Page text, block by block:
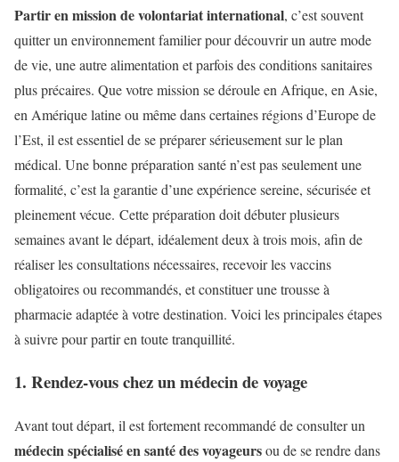
Partir en mission de volontariat international, c’est souvent
quitter un environnement familier pour découvrir un autre mode
de vie, une autre alimentation et parfois des conditions sanitaires
plus précaires. Que votre mission se déroule en Afrique, en Asie,
en Amérique latine ou même dans certaines régions d’Europe de
l’Est, il est essentiel de se préparer sérieusement sur le plan
médical. Une bonne préparation santé n’est pas seulement une
formalité, c’est la garantie d’une expérience sereine, sécurisée et
pleinement vécue. Cette préparation doit débuter plusieurs
semaines avant le départ, idéalement deux à trois mois, afin de
réaliser les consultations nécessaires, recevoir les vaccins
obligatoires ou recommandés, et constituer une trousse à
pharmacie adaptée à votre destination. Voici les principales étapes
à suivre pour partir en toute tranquillité.
1. Rendez-vous chez un médecin de voyage
Avant tout départ, il est fortement recommandé de consulter un
médecin spécialisé en santé des voyageursou de se rendre dans